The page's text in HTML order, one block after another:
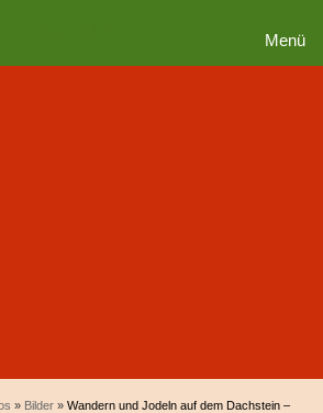
» Bilder » Wandern und Jodeln auf dem Dachstein –
Menü